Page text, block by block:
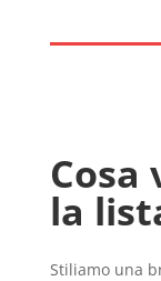
Cosa
la
Stiliamo una